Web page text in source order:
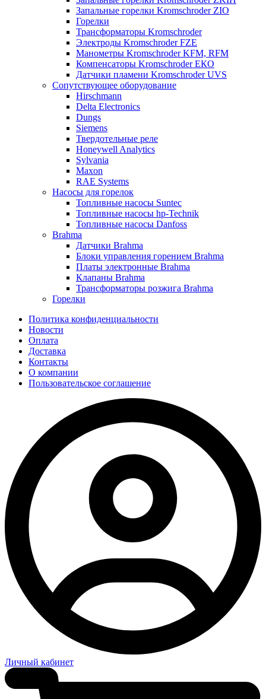
Запальные горелки Kromschroder ZIO
Горелки
Трансформаторы Kromschroder
Электроды Kromschroder FZE
Манометры Kromschroder KFM, RFM
Компенсаторы Kromschroder ЕКО
Датчики пламени Kromschroder UVS
Сопутствующее оборудование
Hirschmann
Delta Electronics
Dungs
Siemens
Твердотельные реле
Honeywell Analytics
Sylvania
Maxon
RAE Systems
Насосы для горелок
Топливные насосы Suntec
Топливные насосы hp-Technik
Топливные насосы Danfoss
Brahma
Датчики Brahma
Блоки управления горением Brahma
Платы электронные Brahma
Клапаны Brahma
Трансформаторы розжига Brahma
Горелки
Политика конфиденциальности
Новости
Оплата
Доставка
Контакты
О компании
Пользовательское соглашение
Личный кабинет